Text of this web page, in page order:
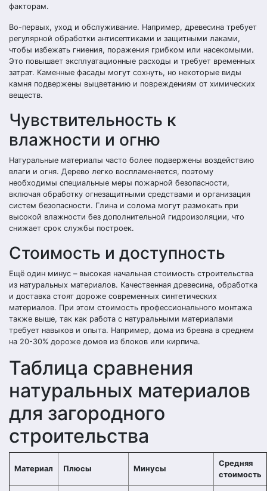
факторам.
Во-первых, уход и обслуживание. Например, древесина требует
регулярной обработки антисептиками и защитными лаками,
чтобы избежать гниения, поражения грибком или насекомыми.
Это повышает эксплуатационные расходы и требует временных
затрат. Каменные фасады могут сохнуть, но некоторые виды
камня подвержены выцветанию и повреждениям от химических
веществ.
Чувствительность к
влажности и огню
Натуральные материалы часто более подвержены воздействию
влаги и огня. Дерево легко воспламеняется, поэтому
необходимы специальные меры пожарной безопасности,
включая обработку огнезащитными средствами и организация
систем безопасности. Глина и солома могут размокать при
высокой влажности без дополнительной гидроизоляции, что
снижает срок службы построек.
Стоимость и доступность
Ещё один минус – высокая начальная стоимость строительства
из натуральных материалов. Качественная древесина, обработка
и доставка стоят дороже современных синтетических
материалов. При этом стоимость профессионального монтажа
также выше, так как работа с натуральными материалами
требует навыков и опыта. Например, дома из бревна в среднем
на 20-30% дороже домов из блоков или кирпича.
Таблица сравнения
натуральных материалов
для загородного
строительства
Материал Плюсы Минусы
Средняя
стоимость